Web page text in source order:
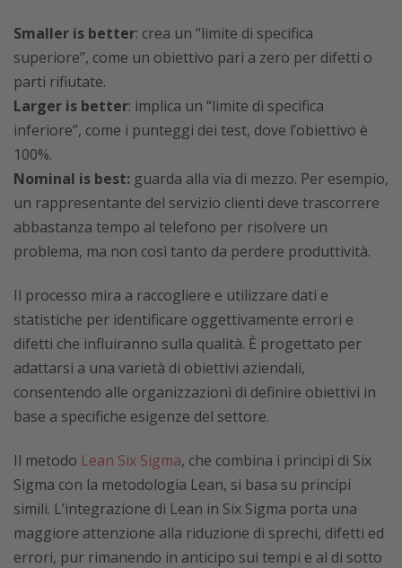
Smaller is better: crea un “limite di specifica
superiore”, come un obiettivo pari a zero per difetti o
parti rifiutate.
Larger is better: implica un “limite di specifica
inferiore”, come i punteggi dei test, dove l’obiettivo è
100%.
Nominal is best: guarda alla via di mezzo. Per esempio,
un rappresentante del servizio clienti deve trascorrere
abbastanza tempo al telefono per risolvere un
problema, ma non così tanto da perdere produttività.
Il processo mira a raccogliere e utilizzare dati e
statistiche per identificare oggettivamente errori e
difetti che influiranno sulla qualità. È progettato per
adattarsi a una varietà di obiettivi aziendali,
consentendo alle organizzazioni di definire obiettivi in ​​
base a specifiche esigenze del settore.
Il metodo Lean Six Sigma, che combina i principi di Six
Sigma con la metodologia Lean, si basa su principi
simili. L’integrazione di Lean in Six Sigma porta una
maggiore attenzione alla riduzione di sprechi, difetti ed
errori, pur rimanendo in anticipo sui tempi e al di sotto